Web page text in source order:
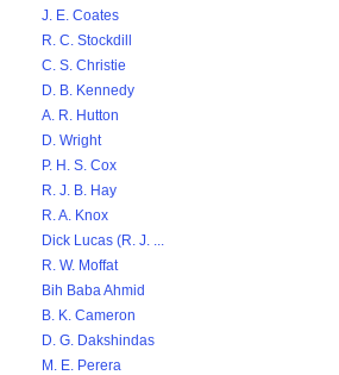
J. E. Coates
R. C. Stockdill
C. S. Christie
D. B. Kennedy
A. R. Hutton
D. Wright
P. H. S. Cox
R. J. B. Hay
R. A. Knox
Dick Lucas (R. J. ...
R. W. Moffat
Bih Baba Ahmid
B. K. Cameron
D. G. Dakshindas
M. E. Perera